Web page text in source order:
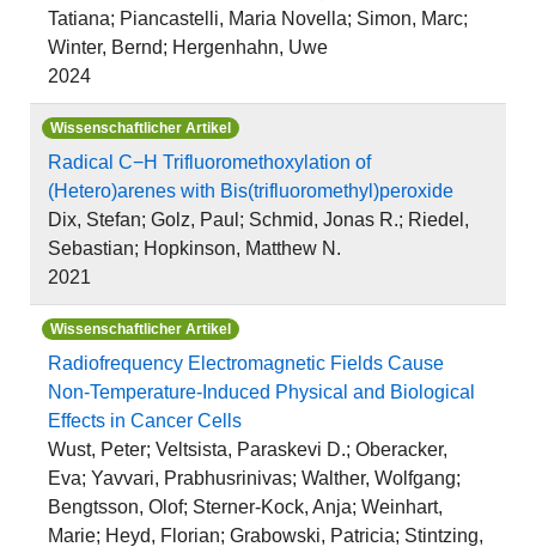
Tatiana; Piancastelli, Maria Novella; Simon, Marc;
Winter, Bernd; Hergenhahn, Uwe
2024
Wissenschaftlicher Artikel
Radical C−H Trifluoromethoxylation of
(Hetero)arenes with Bis(trifluoromethyl)peroxide
Dix, Stefan; Golz, Paul; Schmid, Jonas R.; Riedel,
Sebastian; Hopkinson, Matthew N.
2021
Wissenschaftlicher Artikel
Radiofrequency Electromagnetic Fields Cause
Non-Temperature-Induced Physical and Biological
Effects in Cancer Cells
Wust, Peter; Veltsista, Paraskevi D.; Oberacker,
Eva; Yavvari, Prabhusrinivas; Walther, Wolfgang;
Bengtsson, Olof; Sterner-Kock, Anja; Weinhart,
Marie; Heyd, Florian; Grabowski, Patricia; Stintzing,